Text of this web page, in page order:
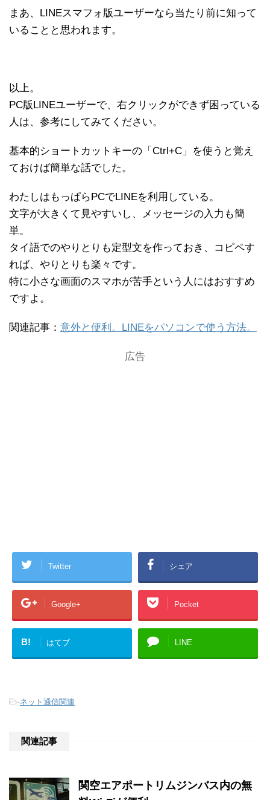
まあ、LINEスマフォ版ユーザーなら当たり前に知って
いることと思われます。
以上。
PC版LINEユーザーで、右クリックができず困っている
人は、参考にしてみてください。
基本的ショートカットキーの「Ctrl+C」を使うと覚え
ておけば簡単な話でした。
わたしはもっぱらPCでLINEを利用している。
文字が大きくて見やすいし、メッセージの入力も簡
単。
タイ語でのやりとりも定型文を作っておき、コピペす
れば、やりとりも楽々です。
特に小さな画面のスマホが苦手という人にはおすすめ
ですよ。
関連記事： 意外と便利。LINEをパソコンで使う方法。
広告
Twitter シェア
Google+ Pocket
B! はてブ LINE
-ネット通信関連
関連記事
関空エアポートリムジンバス内の無